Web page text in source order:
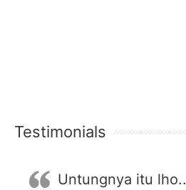
Testimonials
Untungnya itu lho..